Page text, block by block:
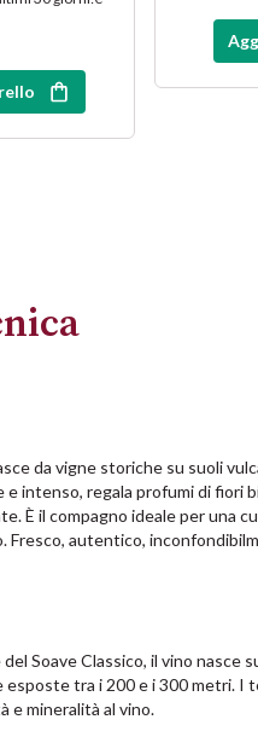
da vigne storiche su suoli
e intenso, regala profumi di fiori
È il compagno ideale per una
Fresco, autentico,
Soave Classico, il vino nasce
esposte tra i 200 e i 300 metri. I
e mineralità al vino.